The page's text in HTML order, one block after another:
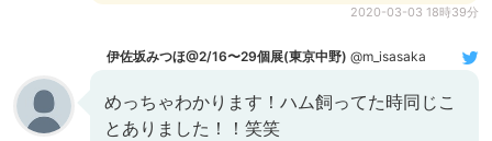
2020-03-03 18時39分
伊佐坂みつほ@2/16〜29個展(東京中野) @m_isasaka
めっちゃわかります！ハム飼ってた時同じこ
とありました！！笑笑